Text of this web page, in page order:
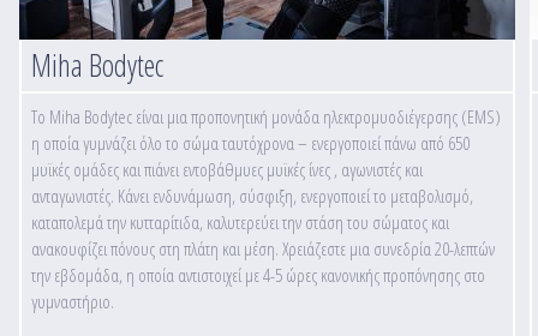
Miha Bodytec
To Miha Bodytec είναι μια προπονητική μονάδα ηλεκτρομυοδιέγερσης (EMS)
η οποία γυμνάζει όλο το σώμα ταυτόχρονα – ενεργοποιεί πάνω από 650
μυϊκές ομάδες και πιάνει εντοβάθμυες μυϊκές ίνες , αγωνιστές και
ανταγωνιστές. Κάνει ενδυνάμωση, σύσφιξη, ενεργοποιεί το μεταβολισμό,
καταπολεμά την κυτταρίτιδα, καλυτερεύει την στάση του σώματος και
ανακουφίζει πόνους στη πλάτη και μέση. Χρειάζεστε μια συνεδρία 20-λεπτών
την εβδομάδα, η οποία αντιστοιχεί με 4-5 ώρες κανονικής προπόνησης στο
γυμναστήριο.